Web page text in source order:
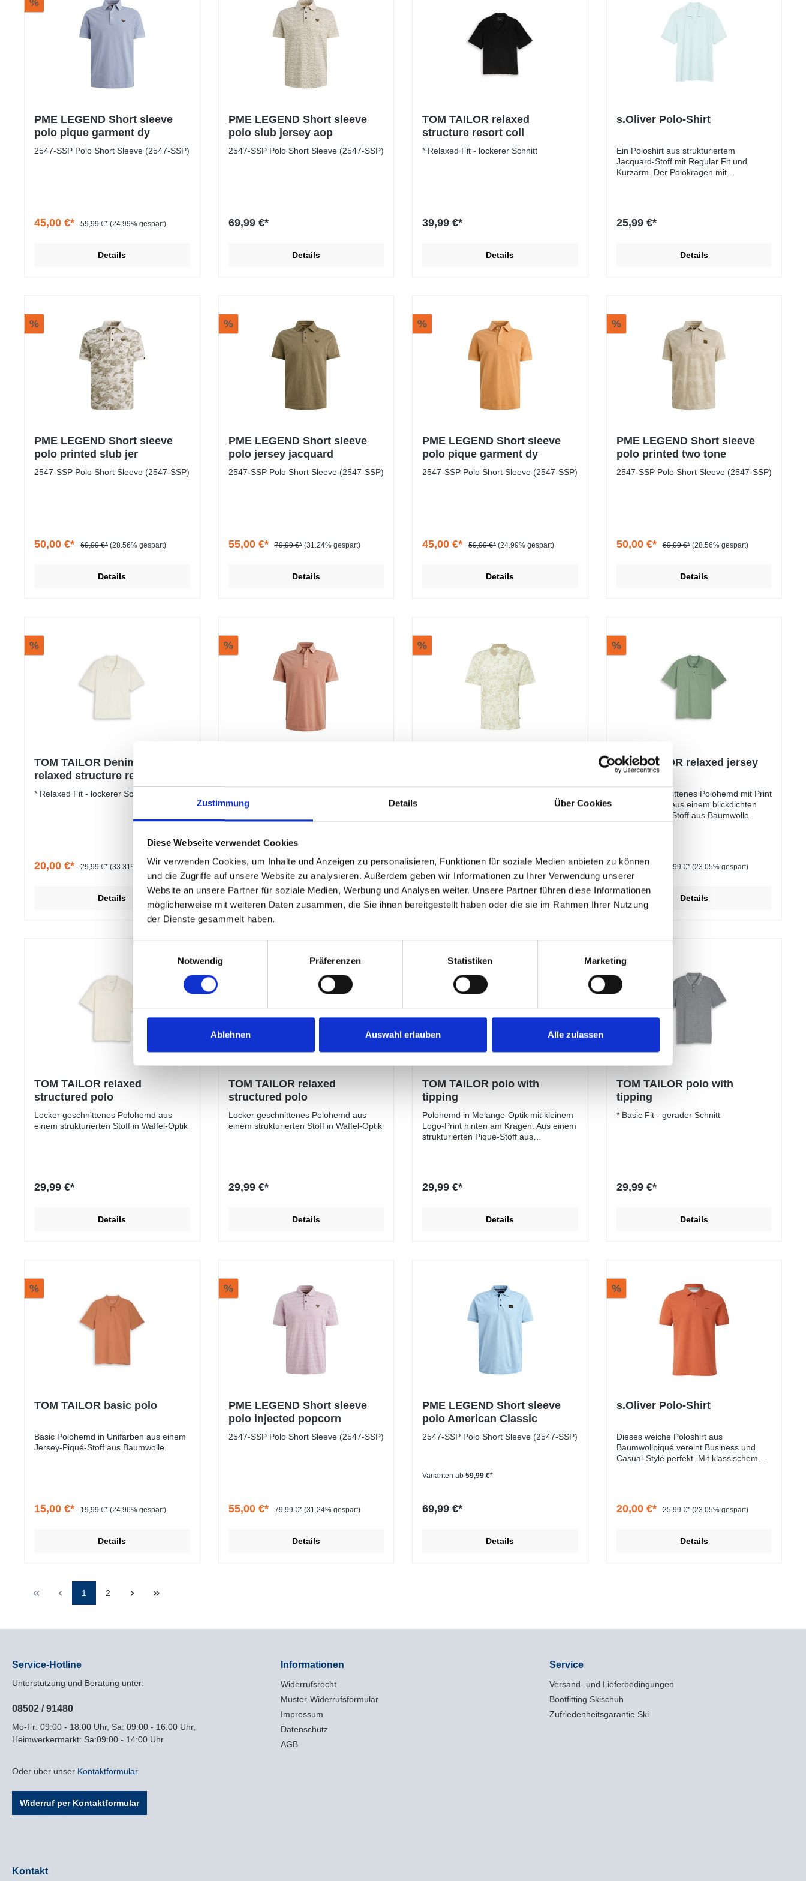
Zustimmung Details Über Cookies
Diese Webseite verwendet Cookies
Wir verwenden Cookies, um Inhalte und Anzeigen zu personalisieren, Funktionen für soziale Medien anbieten zu können
und die Zugriffe auf unsere Website zu analysieren. Außerdem geben wir Informationen zu Ihrer Verwendung unserer
Website an unsere Partner für soziale Medien, Werbung und Analysen weiter. Unsere Partner führen diese Informationen
möglicherweise mit weiteren Daten zusammen, die Sie ihnen bereitgestellt haben oder die sie im Rahmen Ihrer Nutzung
der Dienste gesammelt haben.
Notwendig
Präferenzen Statistiken Marketing
Ablehnen Auswahl erlauben Alle zulassen
%
PME LEGEND Short sleeve
polo pique garment dy
2547-SSP Polo Short Sleeve (2547-SSP)
45,00 €* 59,99 €* (24.99% gespart)
Details
PME LEGEND Short sleeve
polo slub jersey aop
2547-SSP Polo Short Sleeve (2547-SSP)
69,99 €*
Details
TOM TAILOR relaxed
structure resort coll
* Relaxed Fit - lockerer Schnitt
39,99 €*
Details
s.Oliver Polo-Shirt
Ein Poloshirt aus strukturiertem
Jacquard-Stoff mit Regular Fit und
Kurzarm. Der Polokragen mit
25,99 €*
Details
%
PME LEGEND Short sleeve
polo printed slub jer
2547-SSP Polo Short Sleeve (2547-SSP)
50,00 €* 69,99 €* (28.56% gespart)
Details
%
PME LEGEND Short sleeve
polo jersey jacquard
2547-SSP Polo Short Sleeve (2547-SSP)
55,00 €* 79,99 €* (31.24% gespart)
Details
%
PME LEGEND Short sleeve
polo pique garment dy
2547-SSP Polo Short Sleeve (2547-SSP)
45,00 €* 59,99 €* (24.99% gespart)
Details
%
PME LEGEND Short sleeve
polo printed two tone
2547-SSP Polo Short Sleeve (2547-SSP)
50,00 €* 69,99 €* (28.56% gespart)
Details
%
TOM TAILOR Denim Men
relaxed structure resort colla
* Relaxed Fit - lockerer Schnitt
20,00 €* 29,99 €* (33.31% gespart)
Details
%
45,00 €* 59,99 €* (24.99% gespart)
%
25,00 €* 35,99 €* (30.54% gespart)
%
TOM TAILOR relaxed jersey
polo
Locker geschnittenes Polohemd mit Print
auf der Brust. Aus einem blickdichten
Heavy-Jersey-Stoff aus Baumwolle.
20,00 €* 25,99 €* (23.05% gespart)
Details
TOM TAILOR relaxed
structured polo
Locker geschnittenes Polohemd aus
einem strukturierten Stoff in Waffel-Optik
29,99 €*
Details
TOM TAILOR relaxed
structured polo
Locker geschnittenes Polohemd aus
einem strukturierten Stoff in Waffel-Optik
29,99 €*
Details
TOM TAILOR polo with
tipping
Polohemd in Melange-Optik mit kleinem
Logo-Print hinten am Kragen. Aus einem
strukturierten Piqué-Stoff aus
29,99 €*
Details
TOM TAILOR polo with
tipping
* Basic Fit - gerader Schnitt
29,99 €*
Details
%
TOM TAILOR basic polo
Basic Polohemd in Unifarben aus einem
Jersey-Piqué-Stoff aus Baumwolle.
15,00 €* 19,99 €* (24.96% gespart)
Details
%
PME LEGEND Short sleeve
polo injected popcorn
2547-SSP Polo Short Sleeve (2547-SSP)
55,00 €* 79,99 €* (31.24% gespart)
Details
PME LEGEND Short sleeve
polo American Classic
2547-SSP Polo Short Sleeve (2547-SSP)
Varianten ab 59,99 €*
69,99 €*
Details
%
s.Oliver Polo-Shirt
Dieses weiche Poloshirt aus
Baumwollpiqué vereint Business und
Casual-Style perfekt. Mit klassischem
20,00 €* 25,99 €* (23.05% gespart)
Details
1 2
Service-Hotline
Unterstützung und Beratung unter:
08502 / 91480
Mo-Fr: 09:00 - 18:00 Uhr, Sa: 09:00 - 16:00 Uhr,
Heimwerkermarkt: Sa:09:00 - 14:00 Uhr
Oder über unser Kontaktformular.
Widerruf per Kontaktformular
Informationen
Widerrufsrecht
Muster-Widerrufsformular
Impressum
Datenschutz
AGB
Service
Versand- und Lieferbedingungen
Bootfitting Skischuh
Zufriedenheitsgarantie Ski
Kontakt